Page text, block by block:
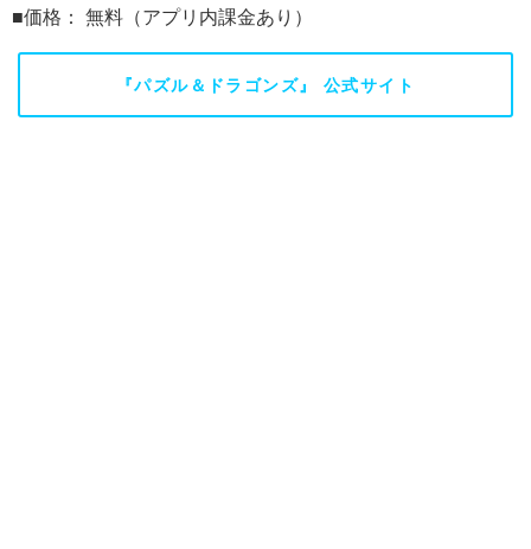
■価格： 無料（アプリ内課金あり）
『パズル＆ドラゴンズ』 公式サイト